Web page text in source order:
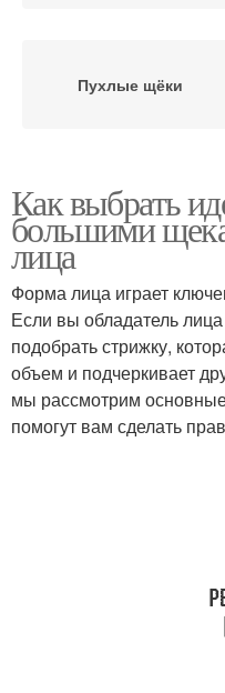
Пухлые щёки
Прически с большими
щеками
Как выбрать
большими
лица
Форма лица играет
Если вы обладатель
подобрать стрижку,
объем и подчеркивает
мы рассмотрим
помогут вам сделать